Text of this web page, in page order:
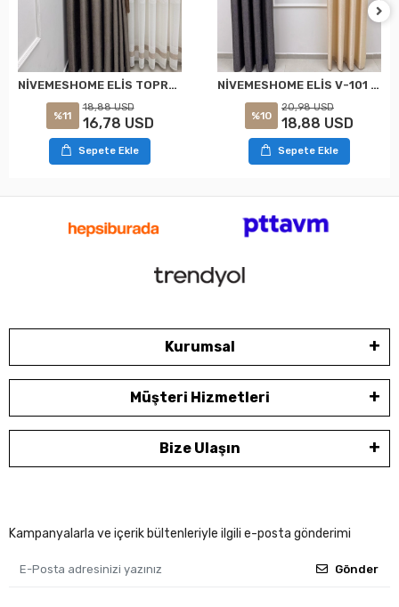
NİVEMESHOME ELİS TOPRAK FON PERDE 1/3 SIK PİLELİ PERDE APM
%11
18,88 USD
16,78 USD
Sepete Ekle
NİVEMESHOME ELİS V-101 FON PERDE 1/3 SIK PİLELİ PERDE APM
%10
20,98 USD
18,88 USD
Sepete Ekle
Kurumsal
Müşteri Hizmetleri
Bize Ulaşın
Kampanyalarla ve içerik bültenleriyle ilgili e-posta gönderimi
Gönder